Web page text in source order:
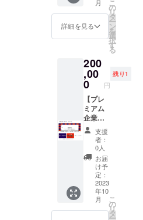
いただ
いた場
合にお
いても
返金は
かねま
す。 ※
掲載期
間は、
開催当
日のみ
となり
ます。
となり
ます。
法は、
文字の
み・ロ
ゴ・バ
ナー掲
ご指定
くださ
い。 ※
掲載内
容は
メール
にて打
合せさ
せてい
ただき
ます。
※ネット
ワーク
ビジネ
スや企
業イ
メージ
竹の灯
篭、神
社境内
にて掲
示】 ・
アルバ
ムに、
動画（5
分程
度）で
の御礼
メッ
セージ
URLを
付けて
お送り
しま
す。 ・
ご自宅
で楽し
んでい
ただけ
月
詳細を見る
こ
の
リ
タ
ー
ン
を
選
択
す
る
200
,00
0 円
残り1
【プレ
ミアム
企業ス
ポン
サー枠
（企業
名掲載
1682㎜
×594
㎜）】
夜灯祭
りの企
業スポ
支援
者：
0人
お届
け予
定：
2023
年10
月
こ
の
リ
タ
ー